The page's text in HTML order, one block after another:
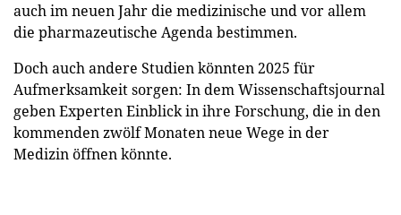
auch im neuen Jahr die medizinische und vor allem
die pharmazeutische Agenda bestimmen.
Doch auch andere Studien könnten 2025 für
Aufmerksamkeit sorgen: In dem Wissenschaftsjournal
geben Experten Einblick in ihre Forschung, die in den
kommenden zwölf Monaten neue Wege in der
Medizin öffnen könnte.